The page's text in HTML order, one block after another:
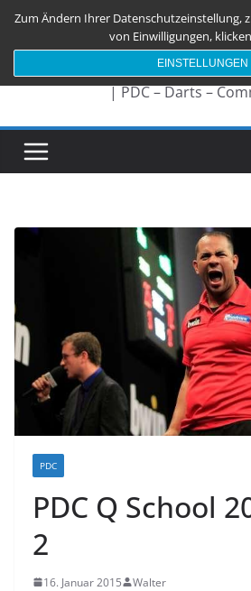
Zum
| PDC – Darts –
PDC
PDC Q School
2
16. Januar 2015 Walter
Zum Ändern Ihrer Datenschutzeinstellung,
von Einwilligungen,
EINSTELLUNGEN